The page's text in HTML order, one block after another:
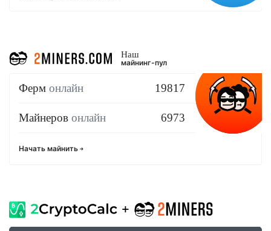
Наш
майнинг-пул
Ферм онлайн 19817
Майнеров онлайн 6973
Начать майнить